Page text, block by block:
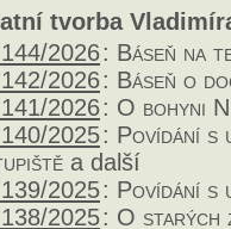
tvorba
2026: Báseň na
2026: Báseň o
2026: O bohyni
2025: Povídání s
a další
2025: Povídání s
2025: O starých